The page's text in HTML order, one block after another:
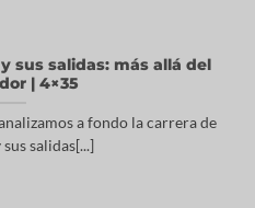
sus salidas: más allá del
| 4×35
a fondo la carrera de
salidas[...]